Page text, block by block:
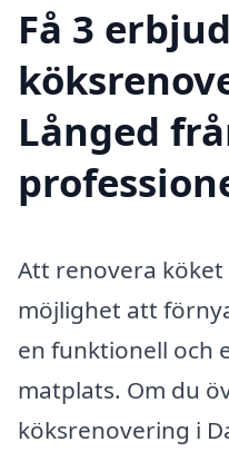
Få 3
Långed
Att renovera
möjlighet att
en funktionell och
matplats. Om du
köksrenovering i